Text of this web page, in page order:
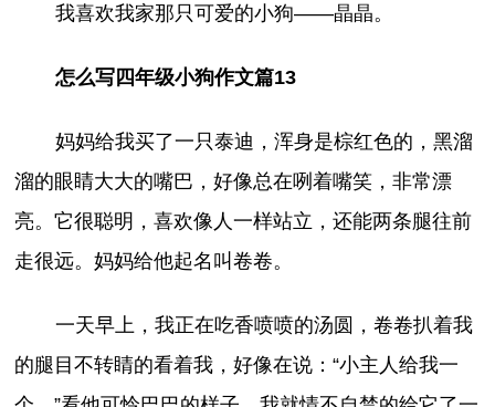
我喜欢我家那只可爱的小狗——晶晶。
怎么写四年级小狗作文篇13
妈妈给我买了一只泰迪，浑身是棕红色的，黑溜
溜的眼睛大大的嘴巴，好像总在咧着嘴笑，非常漂
亮。它很聪明，喜欢像人一样站立，还能两条腿往前
走很远。妈妈给他起名叫卷卷。
一天早上，我正在吃香喷喷的汤圆，卷卷扒着我
的腿目不转睛的看着我，好像在说：“小主人给我一